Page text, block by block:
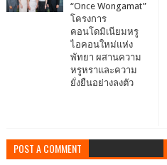
“Once Wongamat”
โครงการ
คอนโดมิเนียมหรู
ไอคอนใหม่แห่ง
พัทยา ผสานความ
หรูหราและความ
ยั่งยืนอย่างลงตัว
POST A COMMENT